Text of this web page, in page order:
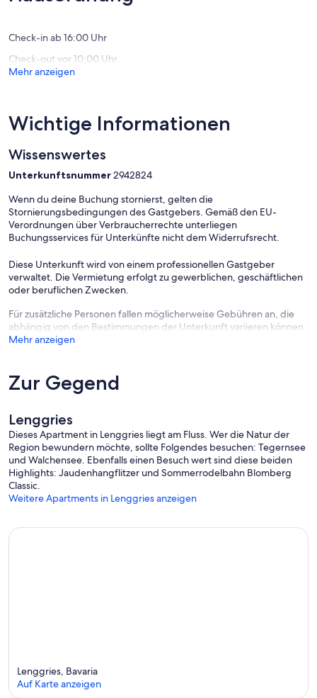
Check-in ab 16:00 Uhr
Check-out vor 10:00 Uhr
Mehr anzeigen
Wichtige Informationen
Wissenswertes
Unterkunftsnummer2942824
Wenn du deine Buchung stornierst, gelten die
Stornierungsbedingungen des Gastgebers. Gemäß den EU-
Verordnungen über Verbraucherrechte unterliegen
Buchungsservices für Unterkünfte nicht dem Widerrufsrecht.
Diese Unterkunft wird von einem professionellen Gastgeber
verwaltet. Die Vermietung erfolgt zu gewerblichen, geschäftlichen
oder beruflichen Zwecken.
Für zusätzliche Personen fallen möglicherweise Gebühren an, die
abhängig von den Bestimmungen der Unterkunft variieren können.
Mehr anzeigen
Zur Gegend
Lenggries
Dieses Apartment in Lenggries liegt am Fluss. Wer die Natur der
Region bewundern möchte, sollte Folgendes besuchen: Tegernsee
und Walchensee. Ebenfalls einen Besuch wert sind diese beiden
Highlights: Jaudenhangflitzer und Sommerrodelbahn Blomberg
Classic.
Weitere Apartments in Lenggries anzeigen
Lenggries, Bavaria
Auf Karte anzeigen